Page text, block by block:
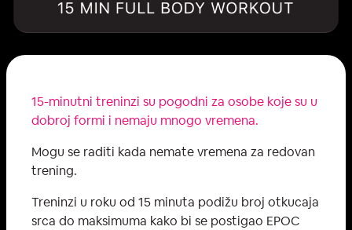
15-minutni treninzi su pogodni za osobe koje su u
dobroj formi i nemaju mnogo vremena.
Mogu se raditi kada nemate vremena za redovan
trening.
Treninzi u roku od 15 minuta podižu broj otkucaja
srca do maksimuma kako bi se postigao EPOC